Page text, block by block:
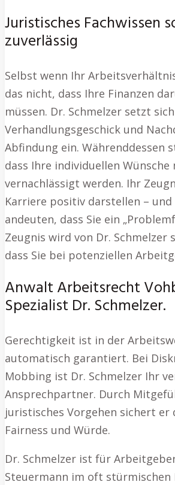
Juristisches Fachwissen
zuverlässig
Selbst wenn Ihr
das nicht, dass Ihre Finanzen
müssen. Dr. Schmelzer setzt
Verhandlungsgeschick und
Abfindung ein. Währenddessen
dass Ihre individuellen Wünsche
vernachlässigt werden. Ihr
Karriere positiv darstellen –
andeuten, dass Sie ein
Zeugnis wird von Dr. Schmelzer
dass Sie bei potenziellen
Anwalt Arbeitsrecht
Spezialist Dr. Schmelzer.
Gerechtigkeit ist in der
automatisch garantiert. Bei
Mobbing ist Dr. Schmelzer Ihr
Ansprechpartner. Durch
juristisches Vorgehen sichert er
Fairness und Würde.
Dr. Schmelzer ist für
Steuermann im oft stürmischen